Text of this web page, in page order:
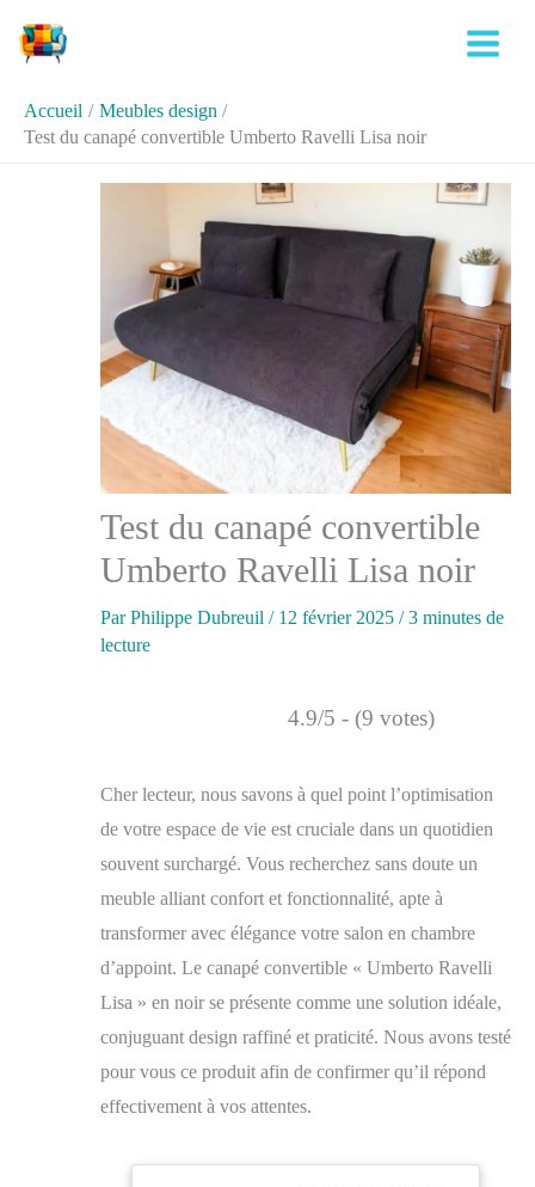
Accueil
Meubles design
Test du canapé convertible Umberto Ravelli Lisa noir
Test du canapé convertible
Umberto Ravelli Lisa noir
ParPhilippe Dubreuil / 12 février 2025 /3 minutes de
lecture
4.9/5 - (9 votes)
Cher lecteur, nous savons à quel point l’optimisation
de votre espace de vie est cruciale dans un quotidien
souvent surchargé. Vous recherchez sans doute un
meuble alliant confort et fonctionnalité, apte à
transformer avec élégance votre salon en chambre
d’appoint. Le canapé convertible « Umberto Ravelli
Lisa » en noir se présente comme une solution idéale,
conjuguant design raffiné et praticité. Nous avons testé
pour vous ce produit afin de confirmer qu’il répond
effectivement à vos attentes.